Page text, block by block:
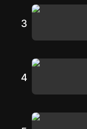
3
4